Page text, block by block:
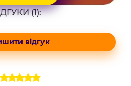
(1):
відгук